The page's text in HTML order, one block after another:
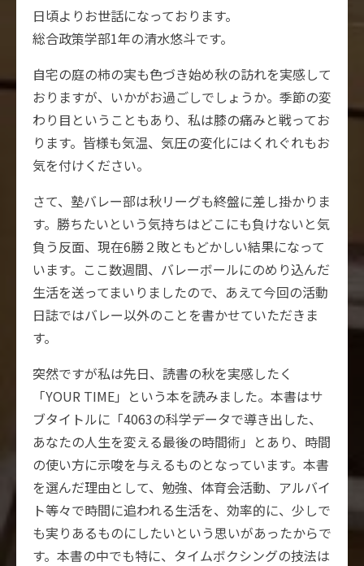
日頃よりお世話になっております。
総合政策学部1年の清水悠斗です。
自宅の庭の柿の実も色づき始め秋の訪れを実感して
おりますが、いかがお過ごしでしょうか。季節の変
わり目ということもあり、私は膝の痛みと戦ってお
ります。皆様も気温、気圧の変化にはくれぐれもお
気を付けください。
さて、塾バレー部は秋リーグも終盤に差し掛かりま
す。勝ちたいという気持ちはどこにも負けないと気
負う反面、現在6勝２敗ともどかしい結果になって
います。ここ数週間、バレーボールにのめり込んだ
生活を送ってまいりましたので、あえて今回の活動
日誌ではバレー以外のことを書かせていただきま
す。
突然ですが私は先日、読書の秋を実感したく
「YOUR TIME」という本を読みました。本書はサ
ブタイトルに「4063の科学データで導き出した、
あなたの人生を変える最後の時間術」とあり、時間
の使い方に示唆を与えるものとなっています。本書
を選んだ理由として、勉強、体育会活動、アルバイ
ト等々で時間に追われる生活を、効率的に、少しで
も実りあるものにしたいという思いがあったからで
す。本書の中でも特に、タイムボクシングの技法は